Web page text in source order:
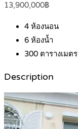
13,900,000฿
4 ห้องนอน
6 ห้องน้ำ
300 ตารางเมตร
Description